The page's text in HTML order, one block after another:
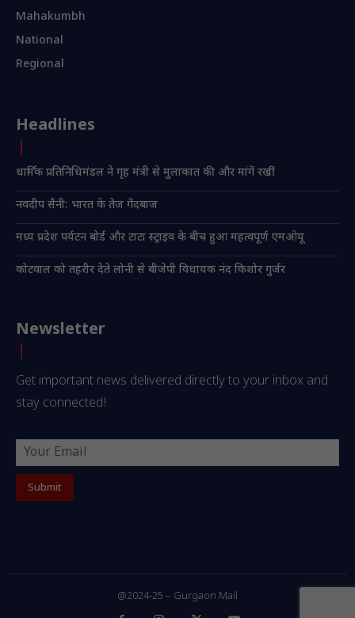
Mahakumbh
National
Regional
Headlines
धार्मिक प्रतिनिधिमंडल ने गृह मंत्री से मुलाकात की और मांगें रखीं
नवदीप सैनी: भारत के तेज गेंदबाज
मध्य प्रदेश पर्यटन बोर्ड और टाटा स्ट्राइव के बीच हुआ महत्वपूर्ण एमओयू
कोटवाल को तहरीर देते लोनी से बीजेपी विधायक नंद किशोर गुर्जर
Newsletter
Get important news delivered directly to your inbox and
stay connected!
@2024-25 – Gurgaon Mail